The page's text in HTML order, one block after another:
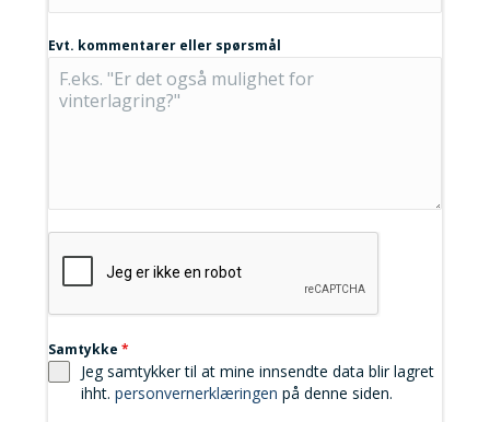
Evt. kommentarer eller spørsmål
Samtykke *
Jeg samtykker til at mine innsendte data blir lagret
ihht. personvernerklæringen på denne siden.